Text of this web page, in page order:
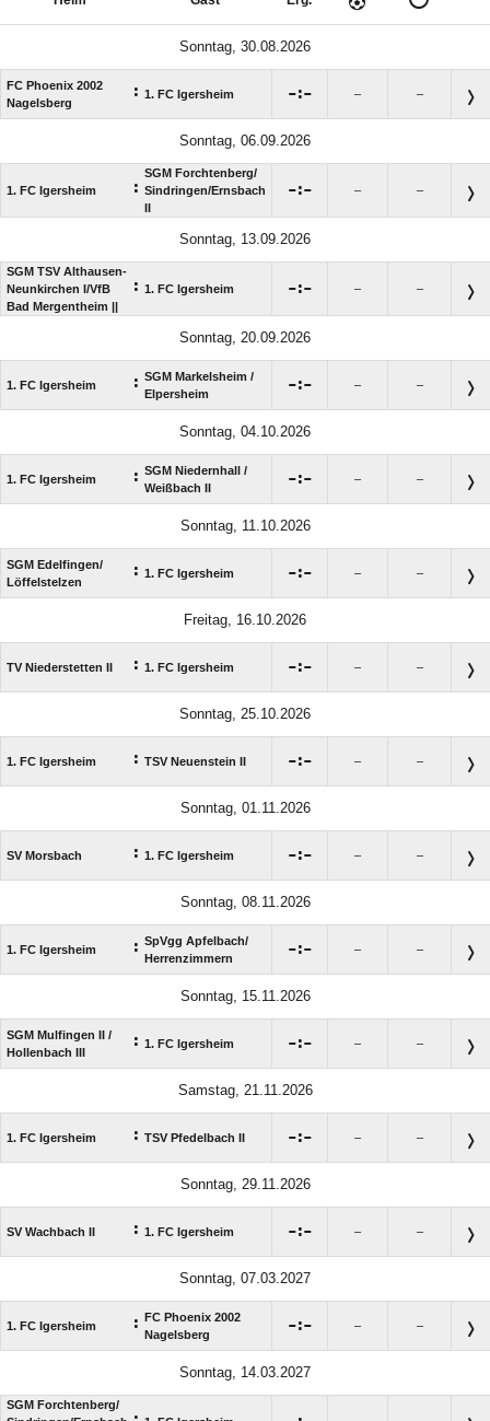
Sonntag, 30.08.2026
FC Phoenix 2002
Nagelsberg
: 1. FC Igersheim : – –
Sonntag, 06.09.2026
1. FC Igersheim :
SGM Forchtenberg/​
Sindringen/​Ernsbach
II
: – –
Sonntag, 13.09.2026
SGM TSV Althausen-
Neunkirchen I/​VfB
Bad Mergentheim ||
: 1. FC Igersheim : – –
Sonntag, 20.09.2026
1. FC Igersheim : SGM Markelsheim /​
Elpersheim
: – –
Sonntag, 04.10.2026
1. FC Igersheim : SGM Niedernhall /​
Weißbach II
: – –
Sonntag, 11.10.2026
SGM Edelfingen/​
Löffelstelzen
: 1. FC Igersheim : – –
Freitag, 16.10.2026
TV Niederstetten II : 1. FC Igersheim : – –
Sonntag, 25.10.2026
1. FC Igersheim : TSV Neuenstein II : – –
Sonntag, 01.11.2026
SV Morsbach : 1. FC Igersheim : – –
Sonntag, 08.11.2026
1. FC Igersheim : SpVgg Apfelbach/​
Herrenzimmern
: – –
Sonntag, 15.11.2026
SGM Mulfingen II /​
Hollenbach III
: 1. FC Igersheim : – –
Samstag, 21.11.2026
1. FC Igersheim : TSV Pfedelbach II : – –
Sonntag, 29.11.2026
SV Wachbach II : 1. FC Igersheim : – –
Sonntag, 07.03.2027
1. FC Igersheim : FC Phoenix 2002
Nagelsberg
: – –
Sonntag, 14.03.2027
SGM Forchtenberg/​